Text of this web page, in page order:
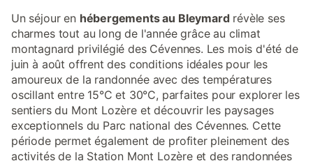
Un séjour en hébergements au Bleymardrévèle ses
charmes tout au long de l'année grâce au climat
montagnard privilégié des Cévennes. Les mois d'été de
juin à août offrent des conditions idéales pour les
amoureux de la randonnée avec des températures
oscillant entre 15°C et 30°C, parfaites pour explorer les
sentiers du Mont Lozère et découvrir les paysages
exceptionnels du Parc national des Cévennes. Cette
période permet également de profiter pleinement des
activités de la Station Mont Lozère et des randonnées